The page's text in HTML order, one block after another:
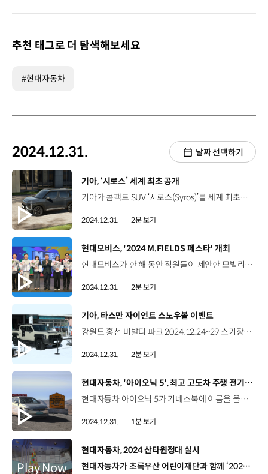
추천 태그로 더 탐색해보세요
#현대자동차
2024.12.31. 날짜 선택하기
[동영상]
기아, ‘시로스’ 세계 최초 공개
기아가 콤팩트 SUV ‘시로스(Syros)’를 세계 최초로 공개했습니다. 시로스는 다양한 첨단 사양과 스마트 커넥티비티 시스템을 비롯해 혁신적인 디자인과 기술이 적용된 도심형 콤팩트 SUV로 인도에서 처음으로 공개됐는데요. 전면 스타맵 시그니처 LED 라이팅과 디지털 타이거 페이스(Tiger Face)를 통해 대담하고 강인한 존재감을 드러내며 외장 디자인을 완성했습니다. 시로스는 뒷좌석에 슬라이딩 및 리클라이닝 시트를 적용해 차급 최고 수준의 이동 경험을 선사할 뿐만 아니라 , 12.3인치 HD 디스플레이 클러스터, 5인치 공조 시스템, 12.3인치 인포테인먼트 시스템 등을 통해 주행에 필요한 각종 정보를 효과적으로 전달하는데요. 또한, 기아 커넥트 2.0을 탑재해 SOS 긴급지원, 실시간 차량 진단, 도난 차량 추적 기능 등을 제공하고, 전방 충돌방지 보조와 스마트 크루즈 컨트롤 등 다양한 첨단 운전자 보조 시스템을 탑재해 다양한 위험 상황에서 운전자를 보조할 수 있게 했습니다. 시로스는 1.5 가솔린 터보와 디젤 엔진 등 2가지 라인업으로 운영되는데요, 기아는 내년에 인도에서 시로스의 판매를 시작하며, 아태, 중남미, 아중동 지역으로 판매 시장을 넓혀나갈 계획입니다.
2024.12.31. 2분 보기
[동영상]
현대모비스, '2024 M.FIELDS 페스타' 개최
현대모비스가 한 해 동안 직원들이 제안한 모빌리티 기술 분야 아이디어를 총 결산하는‘2024 엠필즈 페스타’를 개최했습니다. 올해로 5회째를 맞은 엠필즈 페스타에서는 780여개의 아이디어 가운데 총 6개 아이디어가 본선 무대에 올랐는데요. 엠필즈 페스타는 직원들의 아이디어 제안 내용을 총 결산하는 행사인 만큼 직원들이 직접 수상작을 선정했습니다. 먼저 본선 무대에 오른 우수 아이디어에 대한 개별 발표 후 임직원 300명으로 구성된 심사위원단이 현장 투표를 통해 최우수 아이디어를 결정했는데요, ‘전자식 브레이크 구조 개선’과 ‘증강현실 HUD 실감성 향상 기술’ 등 2건이 최우수작으로 선정됐습니다. 박근모 연구원 / 현대모비스 CBS/EPB시스템팀 (최우수상)좋은 선배를 만나서 인사이트 넘치는 환경에서 일하다 보니 최우수상으로 선정될 수 있는 원동력이 되지 않았나라고 생각합니다. 김은혜 연구원 / 현대모비스 HUD SW팀 (최우수상) 초기 아이디어는 굉장히 부실했고 스스로도 고민을 많이 했던 아이디어들인데 팀원들께서 항상 ‘할 수 있다’, ‘괜찮은 아이디어다’ 믿어주셨던 게 너무나도 큰 힘이 됐던 것 같습니다. 이번에 발굴된 우수 아이디어들은 경제성과 상품화 가능성 등을 추가로 검토한 뒤 기술 추진 과제로 구체화될 예정입니다.
2024.12.31. 2분 보기
[동영상]
기아, 타스만 자이언트 스노우볼 이벤트
강원도 홍천 비발디 파크 2024.12.24~29 스키장에 나타난 ‘Giant Snowball’?! 기아 최초 정통 픽업 ‘타스만’의 출시를 앞두고 열린 이색 전시 이벤트 차가운 설원 위에서 만난 타스만 타스만 X-Pro 모델 도슨트와 함께하는 타스만 실차 관람 탑승 체험 픽업 디자인의 새로운 접근 간결하면서도 강인한 외장 디자인 세련되고 기능적인 실내 디자인 컬링, 링 던지기 게임, 스탬프 투어 등 직접 참여하고 즐기며 기대감 UP! HEAD, IMI COFFEE, Hanmam Kardon 등 다양한 브랜드와 컬래버레이션 계약금 지원 쿠폰 제공 등 ‘얼리 체크인’ 이벤트 실시 2025년 1월 10일(금)~12일(일), 3일간 무주 덕유산 리조트에서 2차 전시 예정 “2025년 국내 출시를 앞둔 타스만의 멋진 겨울 예고편”
2024.12.31. 2분 보기
[동영상]
현대자동차, '아이오닉 5', 최고 고도차 주행 전기차 부문 기네스북 올라
현대자동차 아이오닉 5가 기네스북에 이름을 올리며 전기차 부문에 새로운 역사를 썼습니다. 아이오닉 5는 세계에서 가장 높은 주행도로로 알려진 인도 북부 '움링 라'에서부터 인도에서 가장 낮은 고도인 '쿠타나드'까지 총 5,802m의 고도차 주행을 문제없이 주파하며 기네스북 ‘최고 고도차 주행 전기차 부문’에 등재됐습니다. 특히 드넓은 인도 대륙을 북에서 남까지 종단하는 과정에서 히말라야 산지의 영하 기온과 좁고 가파른 산길, 해안지대의 습한 기후까지 가혹한 주행환경을 문제없이 극복해내며 현대자동차의 기술력을 다시 한번 입증했습니다.
2024.12.31. 1분 보기
[동영상]
현대자동차, 2024 산타원정대 실시
현대자동차가 초록우산 어린이재단과 함께 ‘2024 산타원정대’를 진행했습니다. 2016년부터 시작돼 올해로 9회째를 맞는 산타원정대는 현대자동차 국내사업본부의 대표 연말 사회공헌활동인데요, 어린이와 청소년들이 즐거운 연말을 보낼 수 있도록 54개 시설, 총 1,741명에게 선물과 체험활동을 지원했습니다. 특히 올해는 사전에 미리 파악한 소원 선물 전달과 함께 소형가전과 생활용품 등으로 구성된 자립키트 지원, 모빌리티 체험 프로그램 운영, 아이오닉 V2L 크리스마스 트리 만들기 등을 진행하며 따뜻한 시간을 가졌습니다.